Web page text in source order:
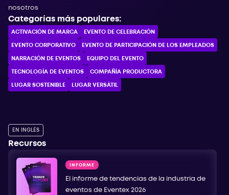
nosotros
Categorías más populares:
ACTIVACIÓN DE MARCA EVENTO DE CELEBRACIÓN
EVENTO CORPORATIVO EVENTO DE PARTICIPACIÓN DE LOS EMPLEADOS
NARRACIÓN DE EVENTOS EQUIPO DEL EVENTO
TECNOLOGÍA DE EVENTOS COMPAÑÍA PRODUCTORA
LUGAR SOSTENIBLE LUGAR VERSÁTIL
EN INGLÉS
Recursos
INFORME
El informe de tendencias de la industria de
eventos de Eventex 2026